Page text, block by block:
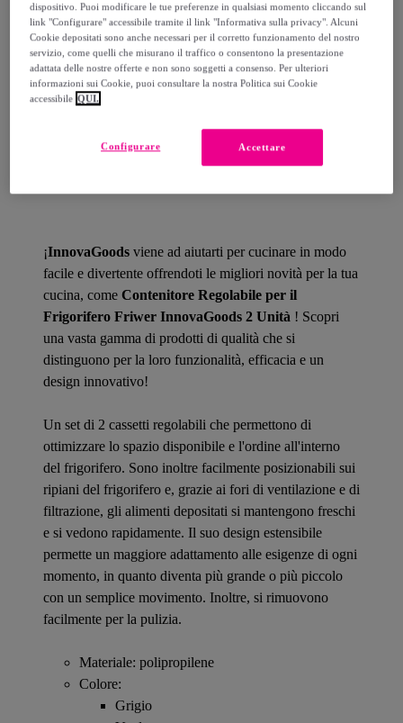
Consegna: tra il18/08e il21/08
Come funziona?
¡InnovaGoods viene ad aiutarti per cucinare in modo
facile e divertente offrendoti le migliori novità per la tua
cucina, come Contenitore Regolabile per il
Frigorifero Friwer InnovaGoods 2 Unità ! Scopri
una vasta gamma di prodotti di qualità che si
distinguono per la loro funzionalità, efficacia e un
design innovativo!
Un set di 2 cassetti regolabili che permettono di
ottimizzare lo spazio disponibile e l'ordine all'interno
del frigorifero. Sono inoltre facilmente posizionabili sui
ripiani del frigorifero e, grazie ai fori di ventilazione e di
filtrazione, gli alimenti depositati si mantengono freschi
e si vedono rapidamente. Il suo design estensibile
permette un maggiore adattamento alle esigenze di ogni
momento, in quanto diventa più grande o più piccolo
con un semplice movimento. Inoltre, si rimuovono
facilmente per la pulizia.
Materiale: polipropilene
Colore:
Grigio
dispositivo. Puoi modificare le tue preferenze in qualsiasi momento cliccando sul
link "Configurare" accessibile tramite il link "Informativa sulla privacy". Alcuni
Cookie depositati sono anche necessari per il corretto funzionamento del nostro
servizio, come quelli che misurano il traffico o consentono la presentazione
adattata delle nostre offerte e non sono soggetti a consenso. Per ulteriori
informazioni sui Cookie, puoi consultare la nostra Politica sui Cookie
accessibile QUI.
Accettare
Configurare